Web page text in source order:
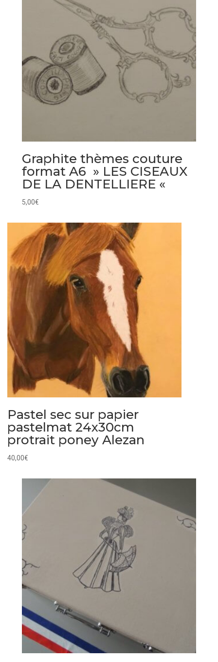
Graphite thèmes couture
format A6 » LES CISEAUX
DE LA DENTELLIERE «
5,00€
Pastel sec sur papier
pastelmat 24x30cm
protrait poney Alezan
40,00€